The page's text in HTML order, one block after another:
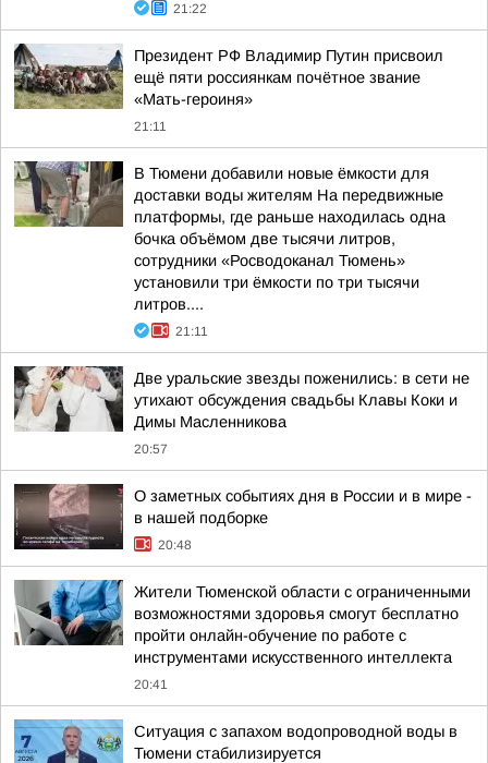
21:22
Президент РФ Владимир Путин присвоил
ещё пяти россиянкам почётное звание
«Мать-героиня»
21:11
В Тюмени добавили новые ёмкости для
доставки воды жителям На передвижные
платформы, где раньше находилась одна
бочка объёмом две тысячи литров,
сотрудники «Росводоканал Тюмень»
установили три ёмкости по три тысячи
литров....
21:11
Две уральские звезды поженились: в сети не
утихают обсуждения свадьбы Клавы Коки и
Димы Масленникова
20:57
О заметных событиях дня в России и в мире -
в нашей подборке
20:48
Жители Тюменской области с ограниченными
возможностями здоровья смогут бесплатно
пройти онлайн-обучение по работе с
инструментами искусственного интеллекта
20:41
Ситуация с запахом водопроводной воды в
Тюмени стабилизируется